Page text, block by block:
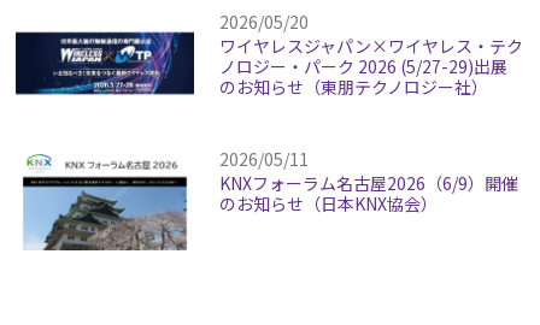
2026/05/20
ワイヤレスジャパン×ワイヤレス・テク
ノロジー・パーク 2026 (5/27-29)出展
のお知らせ（東朋テクノロジー社）
2026/05/11
KNXフォーラム名古屋2026（6/9）開催
のお知らせ（日本KNX協会）